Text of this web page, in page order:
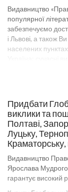
Видавництво
популярної
забезпечуємо
і Львові, а також
населених
оптом і в
на сайті Pravo-
нормативної
сучасні виклики
корисним
осіб, які
державним
Видавництво
для викладачів
студентів і людей
Придбати
виклики та
Полтаві,
Луцьку,
Краматорську,
Видавництво
Ярослава
гарантує високий